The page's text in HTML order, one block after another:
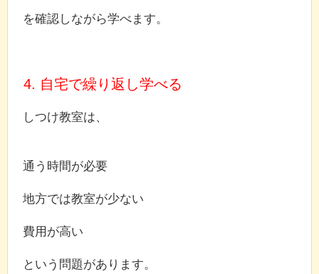
を確認しながら学べます。
4. 自宅で繰り返し学べる
しつけ教室は、
通う時間が必要
地方では教室が少ない
費用が高い
という問題があります。